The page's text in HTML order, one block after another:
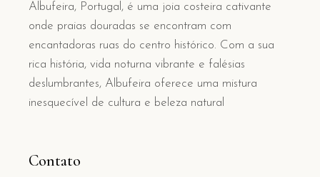
Albufeira, Portugal, é uma joia costeira cativante
onde praias douradas se encontram com
encantadoras ruas do centro histórico. Com a sua
rica história, vida noturna vibrante e falésias
deslumbrantes, Albufeira oferece uma mistura
inesquecível de cultura e beleza natural
Contato